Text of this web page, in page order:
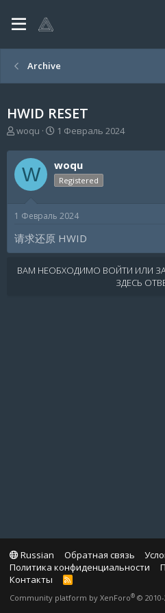
Archive
HWID RESET
А
т
о
р
т
м
woqu
Д
т
а
н
а
а
1 Февраль 2024
W woqu
Registered
1 Февраль 2024
请求还原 HWID
ВАМ НЕОБХОДИМО ВОЙТИ ИЛИ
ЗДЕСЬ
Russian Обратная связь
Политика конфиденциальности
Контакты
R
S
Community platform by XenForo® ©